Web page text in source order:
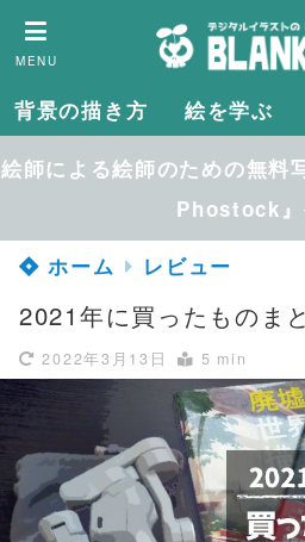
MENU
背景の描き方 絵を学ぶ
絵師による絵師のための無料
Phostock』
ホーム
レビュー
2021年に買ったものま
2022年3月13日 5 min